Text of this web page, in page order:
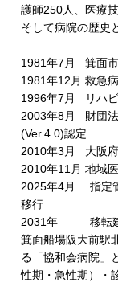
護師250人、医療
そして病院の歴史
1981年7月
箕面
1981年12月 救急
1996年7月
リハ
2003年8月
財団
(Ver.4.0)認定
2010年3月
大阪
2010年11月 地域
2025年4月 指定
移行
2031年
移転
箕面船場阪大前駅
る「協和会病院」
性期・急性期）・